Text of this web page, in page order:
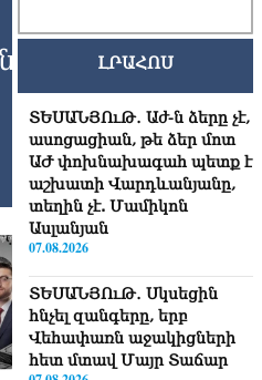
ԼՐԱՀՈՍ
ՏԵՍԱՆՅՈւԹ․ Աժ-ն ձերը չէ,
ասոցացիան, թե ձեր մոտ
ԱԺ փոխնախագահ պետք է
աշխատի Վարդևանյանը,
տեղին չէ. Մամիկոն
Ասլանյան
07.08.2026
ՏԵՍԱՆՅՈւԹ․ Սկսեցին
հնչել զանգերը, երբ
Վեհափառն աջակիցների
հետ մտավ Մայր Տաճար